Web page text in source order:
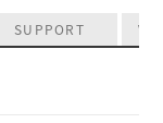
SUPPORT